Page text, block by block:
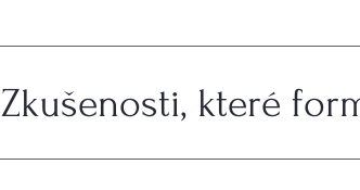
Zkušenosti, které